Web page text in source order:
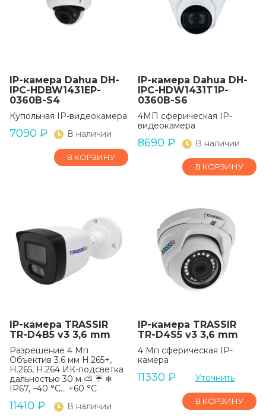
IP-камера Dahua DH-
IPC-HDBW1431EP-
0360B-S4
Купольная IP-видеокамера
7090 ₽ В наличии
В КОРЗИНУ
IP-камера Dahua DH-
IPC-HDW1431T1P-
0360B-S6
4МП сферическая IP-
видеокамера
8690 ₽ В наличии
В КОРЗИНУ
IP-камера TRASSIR
TR-D4B5 v3 3,6 mm
Разрешение 4 Мп
Объектив 3.6 мм H.265+,
H.265, H.264 ИК-подсветка
дальностью 30 м ⛅ ☔ ❄
IP67, –40 °C… +60 °C
11410 ₽ В наличии
IP-камера TRASSIR
TR-D4S5 v3 3,6 mm
4 Мп сферическая IP-
камера
11330 ₽ Уточнить
В КОРЗИНУ